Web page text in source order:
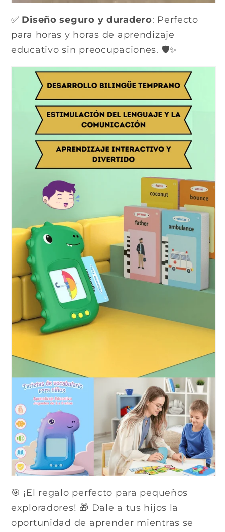
✅ Diseño seguro y duradero: Perfecto
para horas y horas de aprendizaje
educativo sin preocupaciones. 🛡️✨
🎯 ¡El regalo perfecto para pequeños
exploradores! 🎁 Dale a tus hijos la
oportunidad de aprender mientras se